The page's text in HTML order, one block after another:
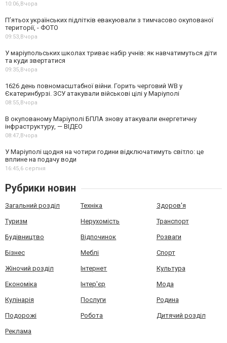
10:06,Вчора
П’ятьох українських підлітків евакуювали з тимчасово окупованої
території, - ФОТО
09:53,Вчора
У маріупольських школах триває набір учнів: як навчатимуться діти
та куди звертатися
09:35,Вчора
1626 день повномасштабної війни. Горить черговий WB у
Єкатеринбурзі. ЗСУ атакували військові цілі у Маріуполі
08:55,Вчора
В окупованому Маріуполі БПЛА знову атакували енергетичну
інфраструктуру, — ВІДЕО
08:47,Вчора
У Маріуполі щодня на чотири години відключатимуть світло: це
вплине на подачу води
16:45,6 серпня
Рубрики новин
Загальний розділ Техніка Здоров'я
Туризм Нерухомість Транспорт
Будівництво Відпочинок Розваги
Бізнес Меблі Спорт
Жіночий розділ Інтернет Культура
Економіка Інтер'єр Мода
Кулінарія Послуги Родина
Подорожі Робота Дитячий розділ
Реклама